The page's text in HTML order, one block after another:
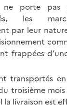
ne porte pas
les
par leur
frappées
transportés
troisième
la livraison est